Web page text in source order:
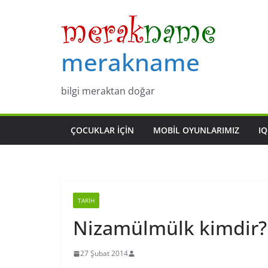
merakname
bilgi meraktan doğar
ÇOCUKLAR IÇIN MOBIL OYUNLARIMIZ
TARIH
Nizamülmülk kimdir?
27 Şubat 2014